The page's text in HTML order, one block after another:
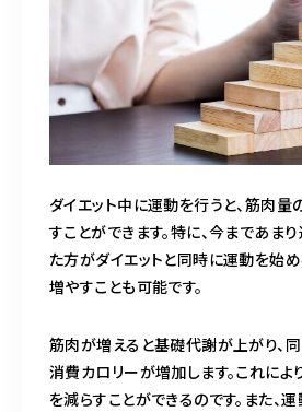
ダイエット中に運動を行うと、筋肉
すことができます。特に、今まであま
た方がダイエットと同時に運動を始
増やすことも可能です。
筋肉が増えると基礎代謝が上がり、
消費カロリーが増加します。これによ
を減らすことができるのです。また、